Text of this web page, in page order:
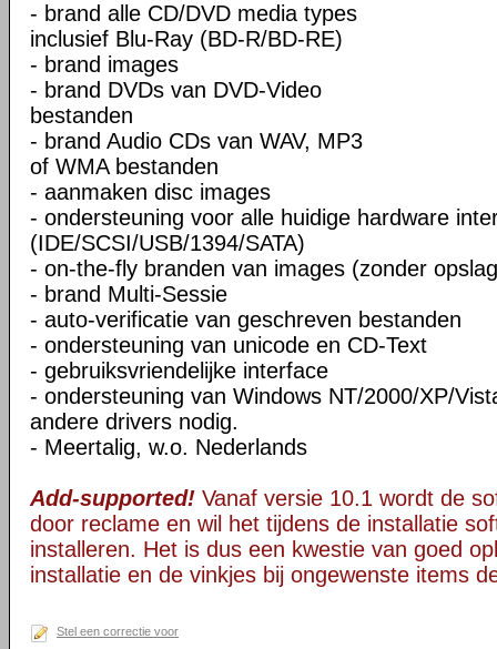
- brand alle CD/DVD media types
inclusief Blu-Ray (BD-R/BD-RE)
- brand images
- brand DVDs van DVD-Video
bestanden
- brand Audio CDs van WAV, MP3
of WMA bestanden
- aanmaken disc images
- ondersteuning voor alle huidige hardware
(IDE/SCSI/USB/1394/SATA)
- on-the-fly branden van images (zonder
- brand Multi-Sessie
- auto-verificatie van geschreven bestanden
- ondersteuning van unicode en CD-Text
- gebruiksvriendelijke interface
- ondersteuning van Windows NT/2000/XP/
andere drivers nodig.
- Meertalig, w.o. Nederlands
Add-supported! Vanaf versie 10.1 wordt de
door reclame en wil het tijdens de installatie
installeren. Het is dus een kwestie van goed
installatie en de vinkjes bij ongewenste items
Stel een correctie voor